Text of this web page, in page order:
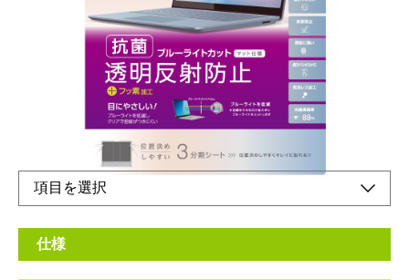
+ 税
・液晶画面をキズや汚れから守る・位置決めしやすい3分割離型
シート・気泡レス加工・指紋や汚れに強い
オンラインショップ
仕様